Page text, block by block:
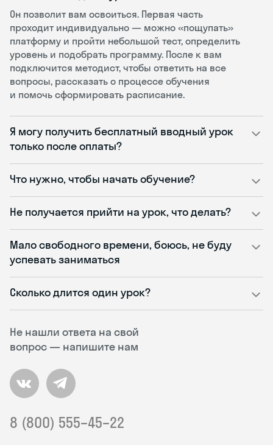
Не нашли ответа на свой
вопрос — напишите нам
8 (800) 555–45–22
Он позволит вам освоиться. Первая часть
проходит индивидуально — можно «пощупать»
платформу и пройти небольшой тест, определить
уровень и подобрать программу. После к вам
подключится методист, чтобы ответить на все
вопросы, рассказать о процессе обучения
и помочь сформировать расписание.
Я могу получить бесплатный вводный урок
только после оплаты?
Что нужно, чтобы начать обучение?
Не получается прийти на урок, что делать?
Мало свободного времени, боюсь, не буду
успевать заниматься
Сколько длится один урок?